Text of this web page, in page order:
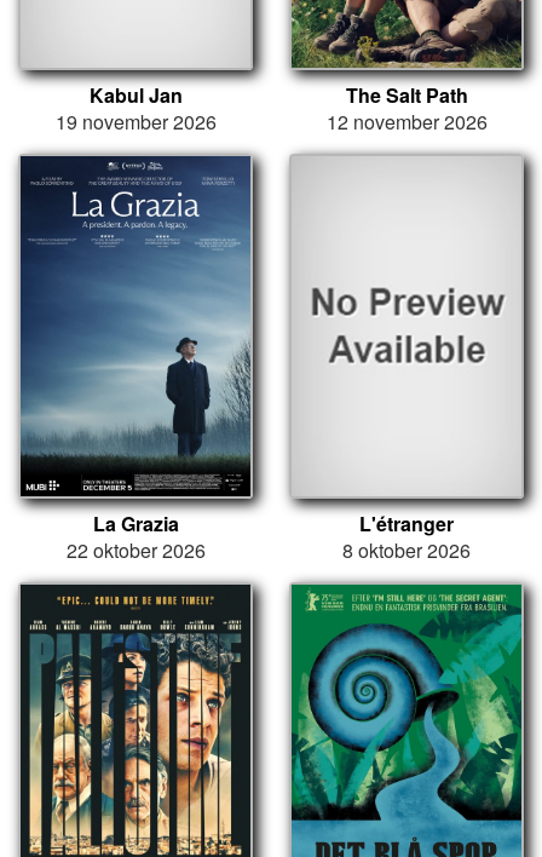
Kabul Jan
19 november 2026
The Salt Path
12 november 2026
La Grazia
22 oktober 2026
L'étranger
8 oktober 2026